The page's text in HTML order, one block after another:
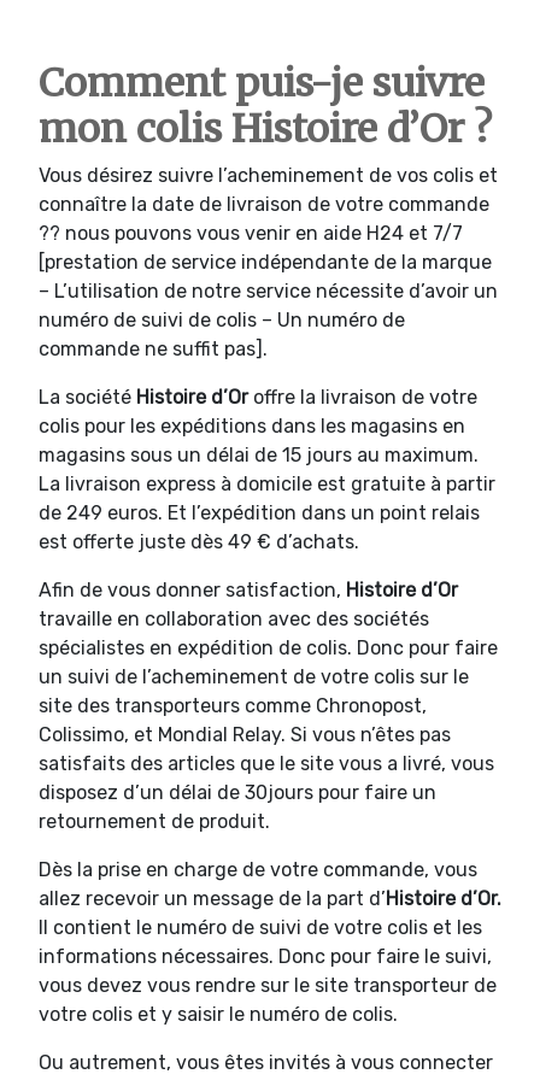
Comment puis-je suivre
mon colis Histoire d’Or ?
Vous désirez suivre l’acheminement de vos colis et
connaître la date de livraison de votre commande
?? nous pouvons vous venir en aide H24 et 7/7
[prestation de service indépendante de la marque
– L’utilisation de notre service nécessite d’avoir un
numéro de suivi de colis – Un numéro de
commande ne suffit pas].
La société Histoire d’Or offre la livraison de votre
colis pour les expéditions dans les magasins en
magasins sous un délai de 15 jours au maximum.
La livraison express à domicile est gratuite à partir
de 249 euros. Et l’expédition dans un point relais
est offerte juste dès 49 € d’achats.
Afin de vous donner satisfaction, Histoire d’Or
travaille en collaboration avec des sociétés
spécialistes en expédition de colis. Donc pour faire
un suivi de l’acheminement de votre colis sur le
site des transporteurs comme Chronopost,
Colissimo, et Mondial Relay. Si vous n’êtes pas
satisfaits des articles que le site vous a livré, vous
disposez d’un délai de 30jours pour faire un
retournement de produit.
Dès la prise en charge de votre commande, vous
allez recevoir un message de la part d’Histoire d’Or.
Il contient le numéro de suivi de votre colis et les
informations nécessaires. Donc pour faire le suivi,
vous devez vous rendre sur le site transporteur de
votre colis et y saisir le numéro de colis.
Ou autrement, vous êtes invités à vous connecter